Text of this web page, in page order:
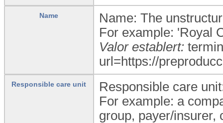
Name
Name: The
For example: 'Royal
Valor establert:
url=https://
Responsible care unit
Responsible care
For example: a
group, payer/insurer,